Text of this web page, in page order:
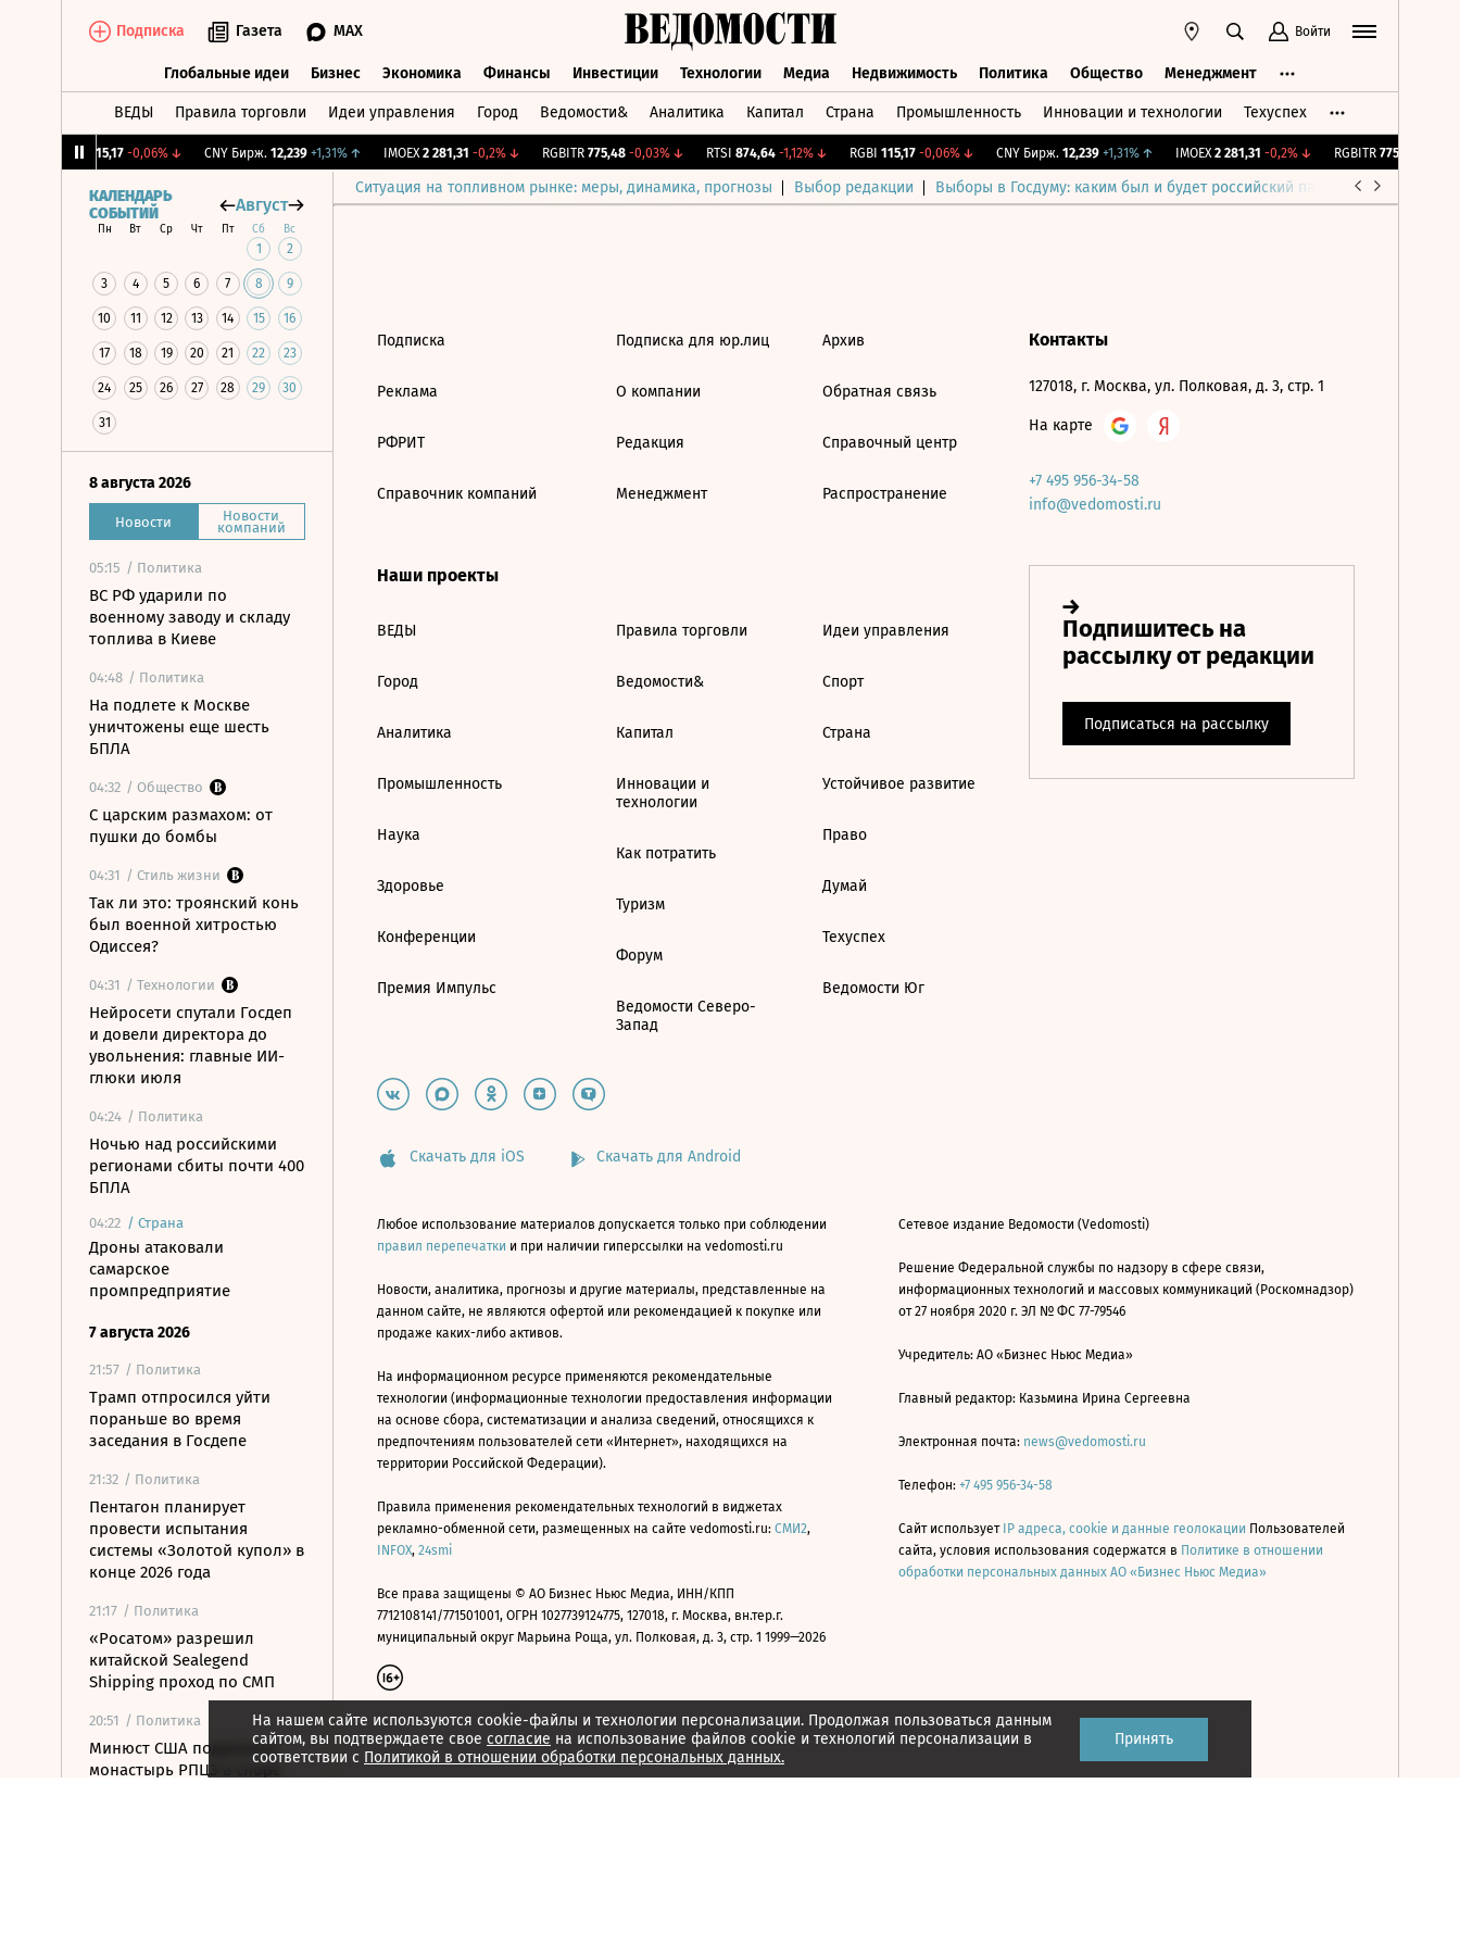
Подписка Газета MAX Войти
Глобальные идеи Бизнес Экономика Финансы Инвестиции Технологии Медиа Недвижимость Политика Общество Менеджмент
ВЕДЫ Правила торговли Идеи управления Город Ведомости& Аналитика Капитал Страна Промышленность Инновации и технологии Техуспех
115,17 -0,06%↓ CNY Бирж. 12,239 +1,31%↑ IMOEX 2 281,31 -0,2%↓ RGBITR 775,48 -0,03%↓ RTSI 874,64 -1,12%↓ RGBI 115,17 -0,06%↓ CNY Бирж. 12,239 +1,31%↑ IMOEX 2 281,31 -0,2%↓ RGBITR 775,48
Ситуация на топливном рынке: меры, динамика, прогнозы Выбор редакции Выборы в Госдуму: каким был и будет российский парламент
КАЛЕНДАРЬ
СОБЫТИЙ
Август
Пн Вт Ср Чт Пт Сб Вс
1 2
3 4 5 6 7 8 9
10 11 12 13 14 15 16
17 18 19 20 21 22 23
24 25 26 27 28 29 30
31
8 августа 2026
Новости Новости
компаний
05:15 / Политика
ВС РФ ударили по
военному заводу и складу
топлива в Киеве
04:48 / Политика
На подлете к Москве
уничтожены еще шесть
БПЛА
04:32 / Общество
С царским размахом: от
пушки до бомбы
04:31 / Стиль жизни
Так ли это: троянский конь
был военной хитростью
Одиссея?
04:31 / Технологии
Нейросети спутали Госдеп
и довели директора до
увольнения: главные ИИ-
глюки июля
04:24 / Политика
Ночью над российскими
регионами сбиты почти 400
БПЛА
04:22 / Страна
Дроны атаковали
самарское
промпредприятие
7 августа 2026
21:57 / Политика
Трамп отпросился уйти
пораньше во время
заседания в Госдепе
21:32 / Политика
Пентагон планирует
провести испытания
системы «Золотой купол» в
конце 2026 года
21:17 / Политика
«Росатом» разрешил
китайской Sealegend
Shipping проход по СМП
20:51 / Политика
Минюст США поддержал
монастырь РПЦЗ в споре
На нашем сайте используются cookie-файлы и технологии персонализации. Продолжая пользоваться данным
сайтом, вы подтверждаете свое согласие на использование файлов cookie и технологий персонализации в
соответствии с Политикой в отношении обработки персональных данных.
Принять
Подписка
Реклама
РФРИТ
Справочник компаний
Подписка для юр.лиц
О компании
Редакция
Менеджмент
Архив
Обратная связь
Справочный центр
Распространение
Наши проекты
ВЕДЫ
Город
Аналитика
Промышленность
Наука
Здоровье
Конференции
Премия Импульс
Правила торговли
Ведомости&
Капитал
Инновации и
технологии
Как потратить
Туризм
Форум
Ведомости Северо-
Запад
Идеи управления
Спорт
Страна
Устойчивое развитие
Право
Думай
Техуспех
Ведомости Юг
Контакты
127018, г. Москва, ул. Полковая, д. 3, стр. 1
На карте
+7 495 956-34-58
info@vedomosti.ru
Скачать для iOS Скачать для Android
Любое использование материалов допускается только при соблюдении
правил перепечатки и при наличии гиперссылки на vedomosti.ru
Новости, аналитика, прогнозы и другие материалы, представленные на
данном сайте, не являются офертой или рекомендацией к покупке или
продаже каких-либо активов.
На информационном ресурсе применяются рекомендательные
технологии (информационные технологии предоставления информации
на основе сбора, систематизации и анализа сведений, относящихся к
предпочтениям пользователей сети «Интернет», находящихся на
территории Российской Федерации).
Правила применения рекомендательных технологий в виджетах
рекламно-обменной сети, размещенных на сайте vedomosti.ru: СМИ2,
INFOX, 24smi
Все права защищены © АО Бизнес Ньюс Медиа, ИНН/КПП
7712108141/771501001, ОГРН 1027739124775, 127018, г. Москва, вн.тер.г.
муниципальный округ Марьина Роща, ул. Полковая, д. 3, стр. 1 1999—2026
Сетевое издание Ведомости (Vedomosti)
Решение Федеральной службы по надзору в сфере связи,
информационных технологий и массовых коммуникаций (Роскомнадзор)
от 27 ноября 2020 г. ЭЛ № ФС 77-79546
Учредитель: АО «Бизнес Ньюс Медиа»
Главный редактор: Казьмина Ирина Сергеевна
Электронная почта: news@vedomosti.ru
Телефон: +7 495 956-34-58
Сайт использует IP адреса, cookie и данные геолокации Пользователей
сайта, условия использования содержатся в Политике в отношении
обработки персональных данных АО «Бизнес Ньюс Медиа»